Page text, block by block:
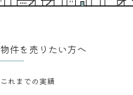
物件を売りたい方へ
これまでの実績